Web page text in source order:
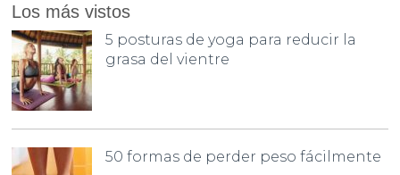
Los más vistos
5 posturas de yoga para reducir la
grasa del vientre
50 formas de perder peso fácilmente